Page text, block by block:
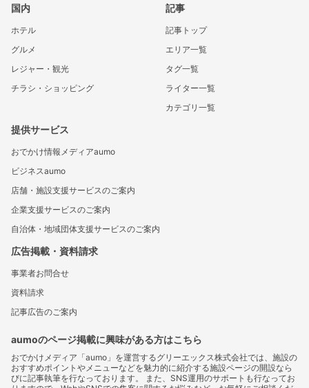
国内
ホテル
グルメ
レジャー・観光
チラシ・ショッピング
記事
記事トップ
エリア一覧
タグ一覧
ライター一覧
カテゴリ一覧
提供サービス
おでかけ情報メディアaumo
ビジネスaumo
店舗・施設支援サービスのご案内
企業支援サービスのご案内
自治体・地域団体支援サービスのご案内
広告掲載・資料請求
事業者お問合せ
資料請求
記事広告のご案内
aumoのページ掲載に興味がある方はこちら
おでかけメディア「aumo」を運営するグリーエックス株式会社では、施設の
おすすめポイントやメニューなどを魅力的に紹介する施設ページの開設なら
びに記事執筆を行なっております。 また、SNS運用のサポートも行なってお